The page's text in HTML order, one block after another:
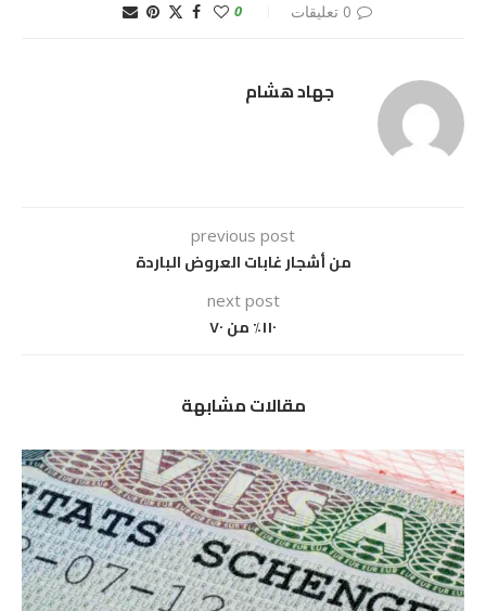
0 تعليقات 0
جهاد هشام
previous post
من أشجار غابات العروض الباردة
next post
١١٠٪ من ٧٠
مقالات مشابهة